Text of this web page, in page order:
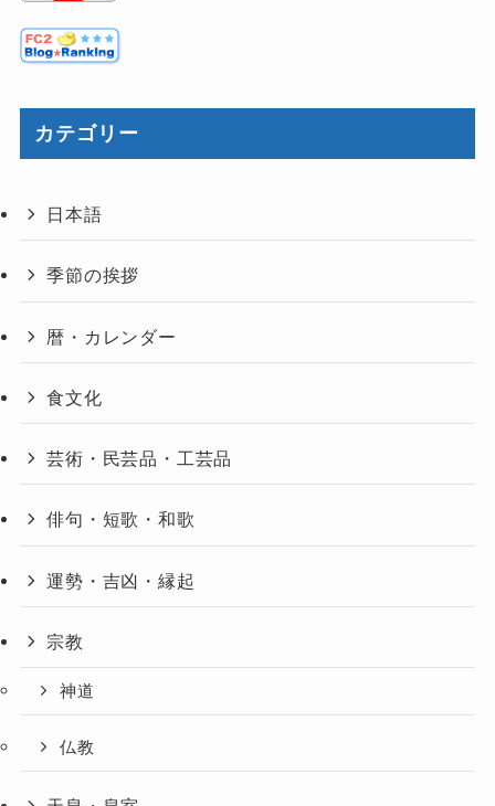
カテゴリー
日本語
季節の挨拶
暦・カレンダー
食文化
芸術・民芸品・工芸品
俳句・短歌・和歌
運勢・吉凶・縁起
宗教
神道
仏教